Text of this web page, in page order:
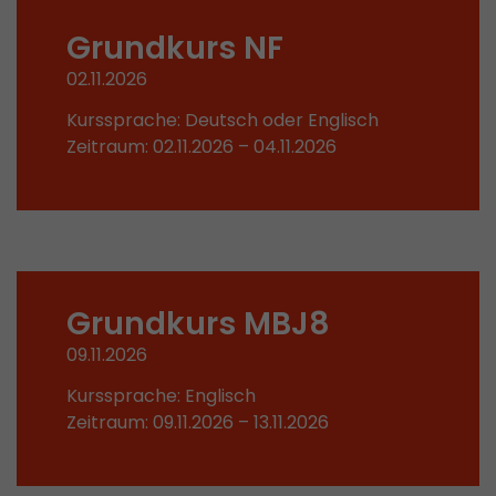
Grundkurs NF
02.11.2026
Kurssprache: Deutsch oder Englisch
Zeitraum: 02.11.2026 – 04.11.2026
Grundkurs MBJ8
09.11.2026
Kurssprache: Englisch
Zeitraum: 09.11.2026 – 13.11.2026
Zweck
abgespeichert um Besucher zu tracken. In
werden eine eindeutige Besucher-ID, das
des ersten Besuches, der Zeitpunkt zu
Besuch gestartet wird sowie die Anzahl aller
eindeutiger Besucher auf der Webseite
Name __utmb
Zweck
In diesem Cookie merkt sich Google Analytics
bewegt. Es speichert die Anzahl von
aktuellen Besuches und die Startzeit des